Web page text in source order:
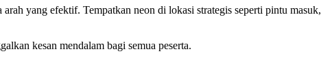
yang efektif. Tempatkan neon di lokasi strategis seperti pintu masuk,
kesan mendalam bagi semua peserta.